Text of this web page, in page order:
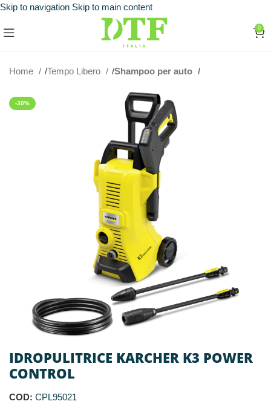
Skip to navigation Skip to main content
0
Home Tempo Libero Shampoo per auto
-30%
IDROPULITRICE KARCHER K3 POWER
CONTROL
COD: CPL95021